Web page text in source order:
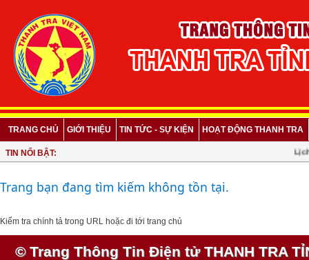
TRANG CHỦ GIỚI THIỆU TIN TỨC - SỰ KIỆN HOẠT ĐỘNG THANH TRA
TIN NỔI BẬT: Lịch
Trang bạn đang tìm kiếm không tồn tại.
Kiểm tra chính tả trong URL hoặc đi tới trang chủ
© Trang Thông Tin Điện tử THANH TRA